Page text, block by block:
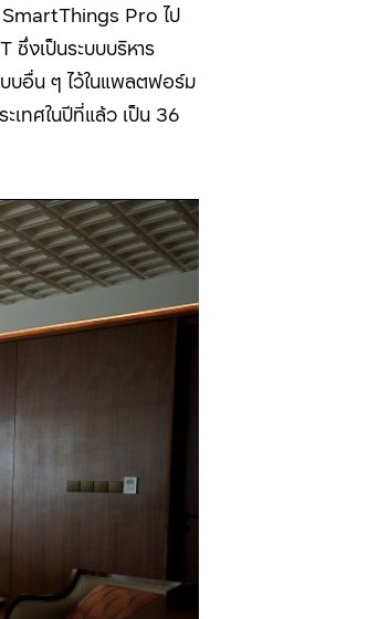
SmartThings Proไป
ซึ่งเป็นระบบบริหาร
บอื่น ๆ ไว้ในแพลตฟอร์ม
ะเทศในปีที่แล้ว เป็น 36